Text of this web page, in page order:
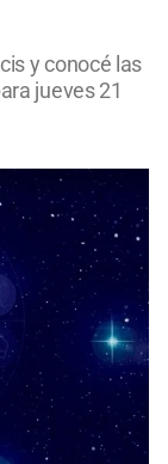
y conocé las
jueves 21